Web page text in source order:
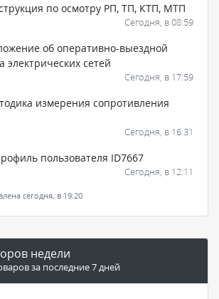
по осмотру РП, ТП, КТП, МТП
Сегодня, в 08:59
об оперативно-выездной
электрических сетей
Сегодня, в 17:59
измерения сопротивления
Сегодня, в 16:31
пользователя ID7667
Сегодня, в 12:11
сегодня, в 19:20
недели
за последние 7 дней